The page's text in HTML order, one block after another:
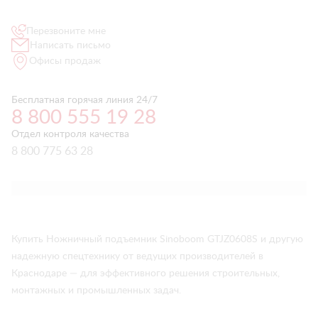
Перезвоните мне
Написать письмо
Офисы продаж
Бесплатная горячая линия 24/7
8 800 555 19 28
Отдел контроля качества
8 800 775 63 28
Купить Ножничный подъемник Sinoboom GTJZ0608S и другую
надежную спецтехнику от ведущих производителей в
Краснодаре — для эффективного решения строительных,
монтажных и промышленных задач.